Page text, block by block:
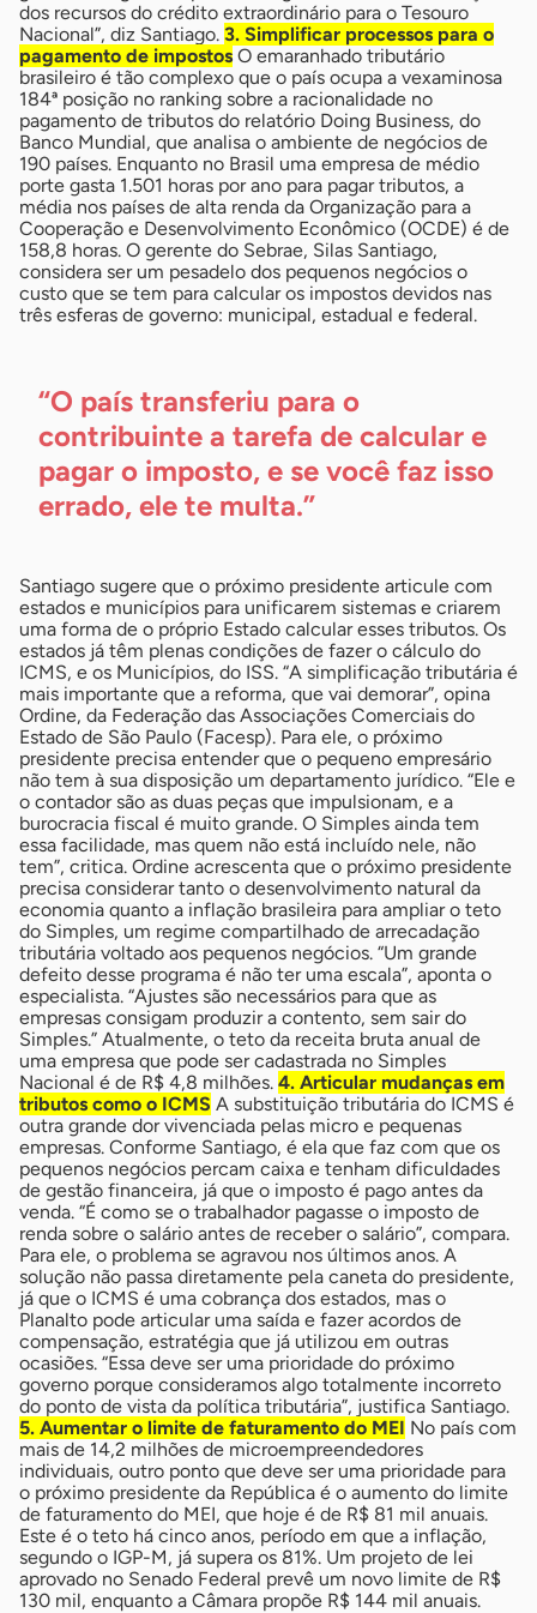
dos recursos do crédito extraordinário para o Tesouro
Nacional”, diz Santiago. 3. Simplificar processos para o
pagamento de impostos O emaranhado tributário
brasileiro é tão complexo que o país ocupa a vexaminosa
184ª posição no ranking sobre a racionalidade no
pagamento de tributos do relatório Doing Business, do
Banco Mundial, que analisa o ambiente de negócios de
190 países. Enquanto no Brasil uma empresa de médio
porte gasta 1.501 horas por ano para pagar tributos, a
média nos países de alta renda da Organização para a
Cooperação e Desenvolvimento Econômico (OCDE) é de
158,8 horas. O gerente do Sebrae, Silas Santiago,
considera ser um pesadelo dos pequenos negócios o
custo que se tem para calcular os impostos devidos nas
três esferas de governo: municipal, estadual e federal.
“O país transferiu para o
contribuinte a tarefa de calcular e
pagar o imposto, e se você faz isso
errado, ele te multa.”
Santiago sugere que o próximo presidente articule com
estados e municípios para unificarem sistemas e criarem
uma forma de o próprio Estado calcular esses tributos. Os
estados já têm plenas condições de fazer o cálculo do
ICMS, e os Municípios, do ISS. “A simplificação tributária é
mais importante que a reforma, que vai demorar”, opina
Ordine, da Federação das Associações Comerciais do
Estado de São Paulo (Facesp). Para ele, o próximo
presidente precisa entender que o pequeno empresário
não tem à sua disposição um departamento jurídico. “Ele e
o contador são as duas peças que impulsionam, e a
burocracia fiscal é muito grande. O Simples ainda tem
essa facilidade, mas quem não está incluído nele, não
tem”, critica. Ordine acrescenta que o próximo presidente
precisa considerar tanto o desenvolvimento natural da
economia quanto a inflação brasileira para ampliar o teto
do Simples, um regime compartilhado de arrecadação
tributária voltado aos pequenos negócios. “Um grande
defeito desse programa é não ter uma escala”, aponta o
especialista. “Ajustes são necessários para que as
empresas consigam produzir a contento, sem sair do
Simples.” Atualmente, o teto da receita bruta anual de
uma empresa que pode ser cadastrada no Simples
Nacional é de R$ 4,8 milhões. 4. Articular mudanças em
tributos como o ICMS A substituição tributária do ICMS é
outra grande dor vivenciada pelas micro e pequenas
empresas. Conforme Santiago, é ela que faz com que os
pequenos negócios percam caixa e tenham dificuldades
de gestão financeira, já que o imposto é pago antes da
venda. “É como se o trabalhador pagasse o imposto de
renda sobre o salário antes de receber o salário”, compara.
Para ele, o problema se agravou nos últimos anos. A
solução não passa diretamente pela caneta do presidente,
já que o ICMS é uma cobrança dos estados, mas o
Planalto pode articular uma saída e fazer acordos de
compensação, estratégia que já utilizou em outras
ocasiões. “Essa deve ser uma prioridade do próximo
governo porque consideramos algo totalmente incorreto
do ponto de vista da política tributária”, justifica Santiago.
5. Aumentar o limite de faturamento do MEI No país com
mais de 14,2 milhões de microempreendedores
individuais, outro ponto que deve ser uma prioridade para
o próximo presidente da República é o aumento do limite
de faturamento do MEI, que hoje é de R$ 81 mil anuais.
Este é o teto há cinco anos, período em que a inflação,
segundo o IGP-M, já supera os 81%. Um projeto de lei
aprovado no Senado Federal prevê um novo limite de R$
130 mil, enquanto a Câmara propõe R$ 144 mil anuais.